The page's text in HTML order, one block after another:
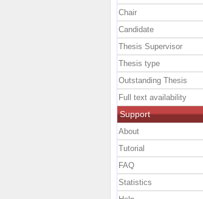
Chair
Candidate
Thesis Supervisor
Thesis type
Outstanding Thesis
Full text availability
Support
About
Tutorial
FAQ
Statistics